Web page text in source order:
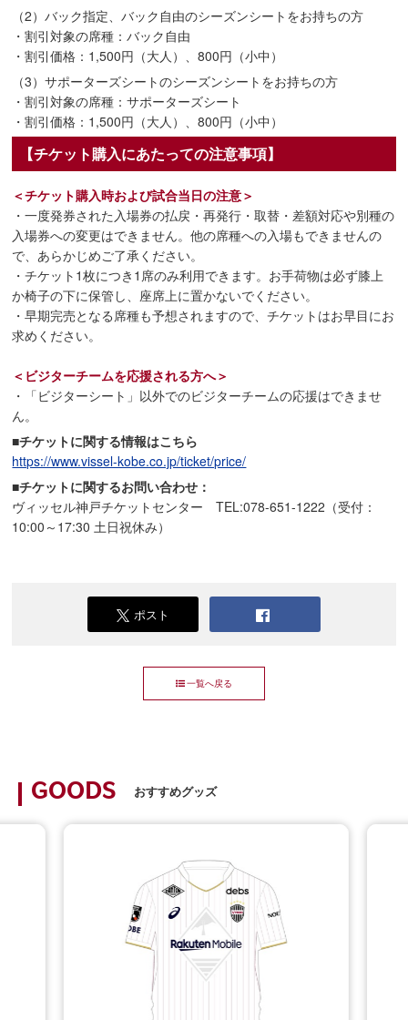
（2）バック指定、バック自由のシーズンシートをお持ちの方
・割引対象の席種：バック自由
・割引価格：1,500円（大人）、800円（小中）
（3）サポーターズシートのシーズンシートをお持ちの方
・割引対象の席種：サポーターズシート
・割引価格：1,500円（大人）、800円（小中）
【チケット購入にあたっての注意事項】
＜チケット購入時および試合当日の注意＞
・一度発券された入場券の払戻・再発行・取替・差額対応や別種の
入場券への変更はできません。他の席種への入場もできませんの
で、あらかじめご了承ください。
・チケット1枚につき1席のみ利用できます。お手荷物は必ず膝上
か椅子の下に保管し、座席上に置かないでください。
・早期完売となる席種も予想されますので、チケットはお早目にお
求めください。
＜ビジターチームを応援される方へ＞
・「ビジターシート」以外でのビジターチームの応援はできませ
ん。
■チケットに関する情報はこちら
https://www.vissel-kobe.co.jp/ticket/price/
■チケットに関するお問い合わせ：
ヴィッセル神戸チケットセンター TEL:078-651-1222（受付：
10:00～17:30 土日祝休み）
ポスト
一覧へ戻る
GOODS おすすめグッズ